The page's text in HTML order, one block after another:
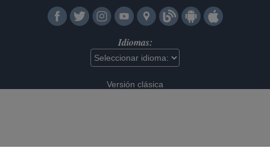
Idiomas:
Versión clásica